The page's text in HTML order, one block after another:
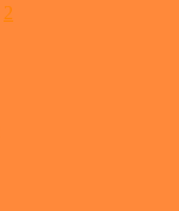
2